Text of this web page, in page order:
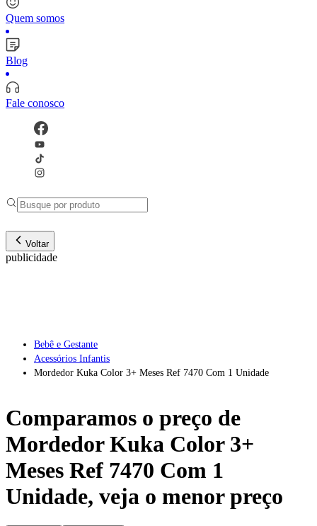
Quem somos
Blog
Fale conosco
Voltar
publicidade
Bebê e Gestante
Acessórios Infantis
Mordedor Kuka Color 3+ Meses Ref 7470 Com 1 Unidade
Comparamos o preço de
Mordedor Kuka Color 3+
Meses Ref 7470 Com 1
Unidade, veja o menor preço